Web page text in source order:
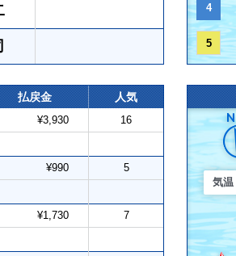
4
5
払戻金 人気
¥3,930 16
¥990 5
¥1,730 7
気温